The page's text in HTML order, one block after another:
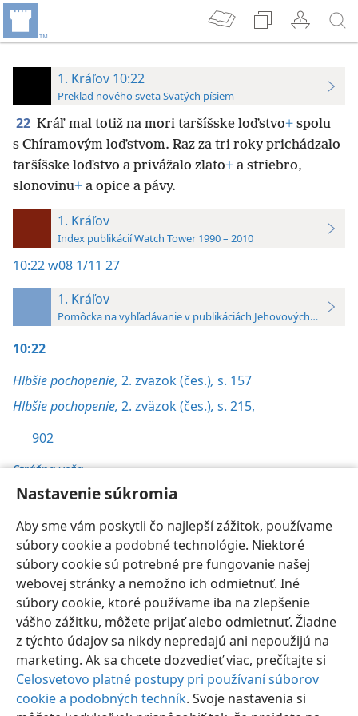
Nastavenie súkromia
Aby sme vám poskytli čo najlepší zážitok, používame
súbory cookie a podobné technológie. Niektoré
súbory cookie sú potrebné pre fungovanie našej
webovej stránky a nemožno ich odmietnuť. Iné
súbory cookie, ktoré používame iba na zlepšenie
vášho zážitku, môžete prijať alebo odmietnuť. Žiadne
z týchto údajov sa nikdy nepredajú ani nepoužijú na
marketing. Ak sa chcete dozvedieť viac, prečítajte si
Celosvetovo platné postupy pri používaní súborov
cookie a podobných techník. Svoje nastavenia si
1. Kráľov 10:22
Preklad nového sveta Svätých písiem
22 Kráľ mal totiž na mori taršíšske loďstvo+ spolu
s Chíramovým loďstvom. Raz za tri roky prichádzalo
taršíšske loďstvo a privážalo zlato+ a striebro,
slonovinu+ a opice a pávy.
1. Kráľov
Index publikácií Watch Tower 1990 – 2010
10:22w08 1/11 27
1. Kráľov
Pomôcka na vyhľadávanie v publikáciách Jehovových svedkov
10:22
Hlbšie pochopenie, 2. zväzok (čes.), s. 157
Hlbšie pochopenie, 2. zväzok (čes.), s. 215,
902
Strážna veža,
1/11/2008, s. 27
Slovenčina Nastavenia
Copyright © 2026 Watch Tower Bible and Tract Society of Pennsylvania
Podmienky používania Ochrana súkromia
Nastavenie súkromia
JW.ORG
Prihlásiť sa